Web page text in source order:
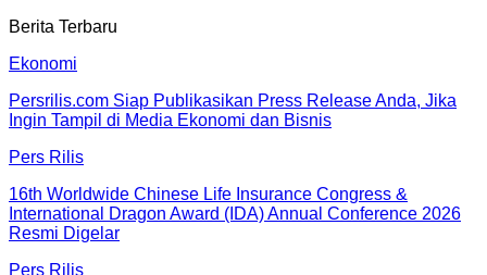
Berita Terbaru
Ekonomi
Persrilis.com Siap Publikasikan Press Release Anda, Jika
Ingin Tampil di Media Ekonomi dan Bisnis
Pers Rilis
16th Worldwide Chinese Life Insurance Congress &
International Dragon Award (IDA) Annual Conference 2026
Resmi Digelar
Pers Rilis